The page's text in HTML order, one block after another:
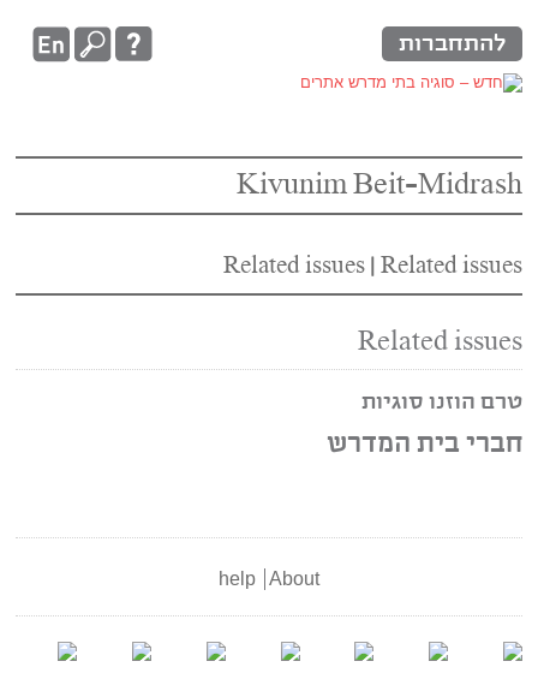
להתחברות
Kivunim Beit-Midrash
Related issues | Related issues
Related issues
טרם הוזנו סוגיות
חברי בית המדרש
About
help